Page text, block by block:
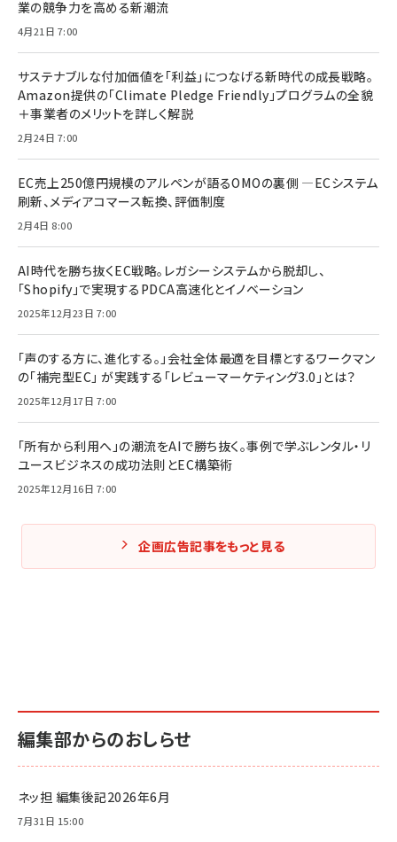
業の競争力を高める新潮流
4月21日 7:00
サステナブルな付加価値を「利益」につなげる新時代の成長戦略。
Amazon提供の「Climate Pledge Friendly」プログラムの全貌
＋事業者のメリットを詳しく解説
2月24日 7:00
EC売上250億円規模のアルペンが語るOMOの裏側 ―ECシステム
刷新、メディアコマース転換、評価制度
2月4日 8:00
AI時代を勝ち抜くEC戦略。レガシーシステムから脱却し、
「Shopify」で実現するPDCA高速化とイノベーション
2025年12月23日 7:00
「声のする方に、進化する。」会社全体最適を目標とするワークマン
の「補完型EC」 が実践する「レビューマーケティング3.0」とは？
2025年12月17日 7:00
「所有から利用へ」の潮流をAIで勝ち抜く。事例で学ぶレンタル・リ
ユースビジネスの成功法則とEC構築術
2025年12月16日 7:00
企画広告記事をもっと見る
編集部からのおしらせ
ネッ担 編集後記2026年6月
7月31日 15:00